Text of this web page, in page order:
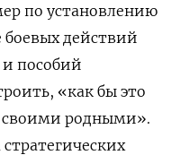
по установлению
действий
пособий
«как бы это
своими родными».